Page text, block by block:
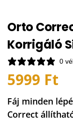
Orto
Korrigáló
0
5999 Ft
Fáj minden
Correct